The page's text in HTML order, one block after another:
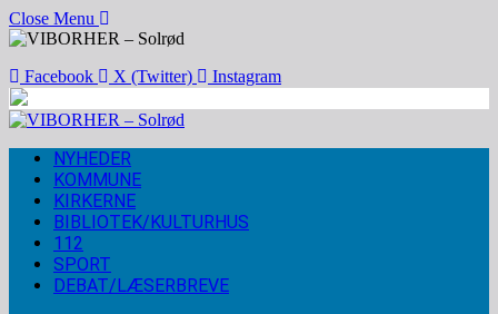
Close Menu
Facebook X (Twitter) Instagram
NYHEDER
KOMMUNE
KIRKERNE
BIBLIOTEK/KULTURHUS
112
SPORT
DEBAT/LÆSERBREVE